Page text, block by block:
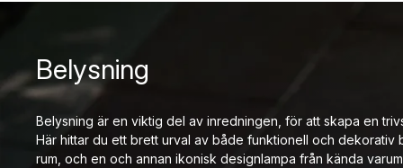
Belysning
Belysning är en viktig del av inredningen, för att skapa en
Här hittar du ett brett urval av både funktionell och dekorativ
rum, och en och annan ikonisk designlampa från kända